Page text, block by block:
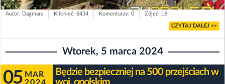
Autor: Dagmara Kliknięć: 8434 Komentarzy: 0 Zdjęć: 18
CZYTAJ DALEJ >>
Wtorek, 5 marca 2024
05 MAR
Będzie bezpieczniej na 500 przejściach w
woj. opolskim